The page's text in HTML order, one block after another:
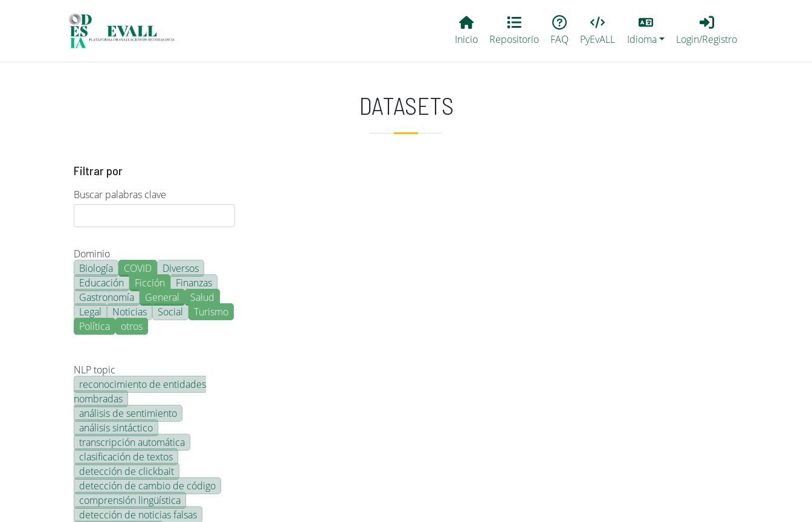
Main EvALL
Inicio Repositorio FAQ PyEvALL
Lang
Idioma
Login_Registro
Login/Registro
DATASETS
Filtrar por
Buscar palabras clave
Dominio
Biología
COVID
Diversos
Educación
Ficción
Finanzas
Gastronomía
General
Salud
Legal
Noticias Social
Turismo
Política
otros
NLP topic
reconocimiento de entidades
nombradas
análisis de sentimiento
análisis sintáctico
transcripción automática
clasificación de textos
detección de clickbait
detección de cambio de código
comprensión lingüística
detección de noticias falsas